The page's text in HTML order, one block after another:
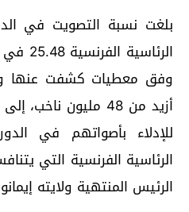
بلغت نسبة التصويت في
وفق معطيات كشفت عنها
أزيد من 48 مليون
للإدلاء بأصواتهم في
الرئيس المنتهية ولايته